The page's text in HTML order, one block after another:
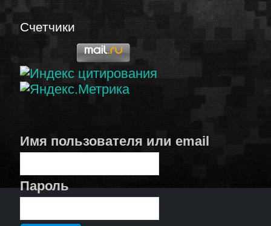
Счетчики
Имя пользователя или email
Пароль